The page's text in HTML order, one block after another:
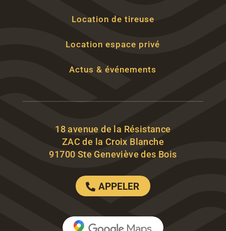
Location de tireuse
Location espace privé
Actus & événements
18 avenue de la Résistance
ZAC de la Croix Blanche
91700 Ste Geneviève des Bois
APPELER